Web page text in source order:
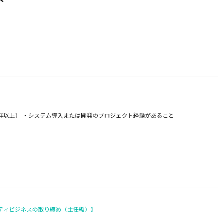
上） ・システム導入または開発のプロジェクト経験があること
ビジネスの取り纏め（主任級）】